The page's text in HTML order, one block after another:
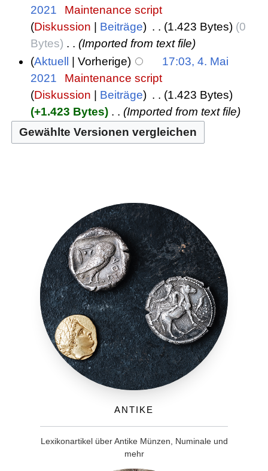
2021
Maintenance script
Diskussion
Beiträge 1.423 Bytes
0
Bytes
Imported from text file
Aktuell
Vorherige
17:03, 4. Mai
2021
Maintenance script
Diskussion
Beiträge
1.423 Bytes
+1.423 Bytes ‎ Imported from text file
Antike
Lexikonartikel über Antike Münzen, Numinale und
mehr